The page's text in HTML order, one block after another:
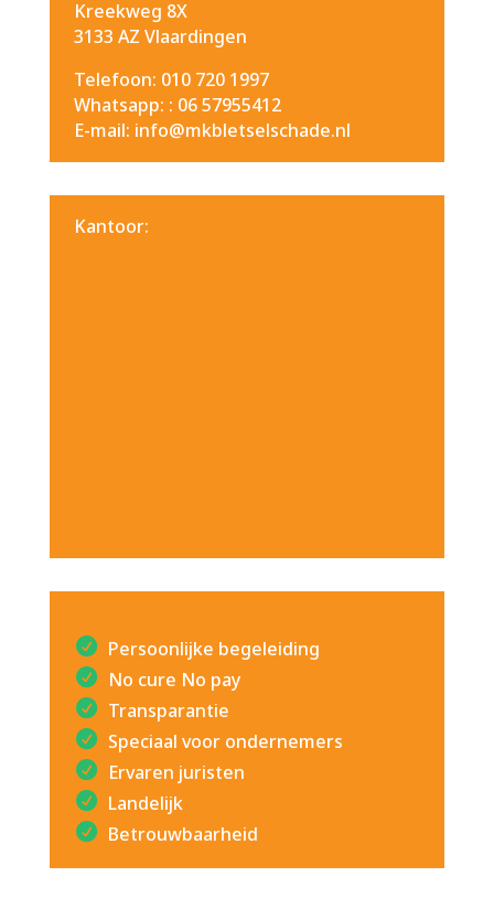
Kreekweg 8X
3133 AZ Vlaardingen
Telefoon: 010 720 1997
Whatsapp: : 06 57955412
E-mail: info@mkbletselschade.nl
Kantoor:
Persoonlijke begeleiding
No cure No pay
Transparantie
Speciaal voor ondernemers
Ervaren juristen
Landelijk
Betrouwbaarheid